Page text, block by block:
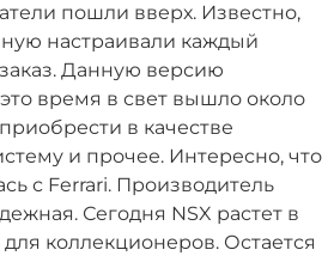
пошли вверх. Известно,
настраивали каждый
Данную версию
время в свет вышло около
в качестве
и прочее. Интересно, что
с Ferrari. Производитель
Сегодня NSX растет в
коллекционеров. Остается